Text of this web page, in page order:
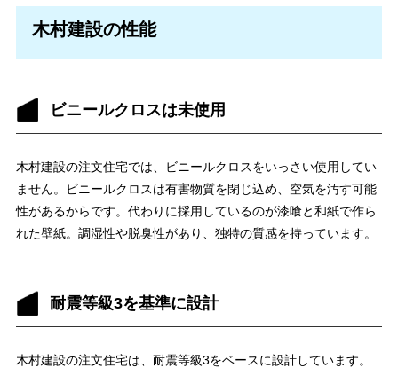
⽊村建設の性能
ビニールクロスは未使用
木村建設の注文住宅では、ビニールクロスをいっさい使用してい
ません。ビニールクロスは有害物質を閉じ込め、空気を汚す可能
性があるからです。代わりに採用しているのが漆喰と和紙で作ら
れた壁紙。調湿性や脱臭性があり、独特の質感を持っています。
耐震等級3を基準に設計
木村建設の注文住宅は、耐震等級3をベースに設計しています。